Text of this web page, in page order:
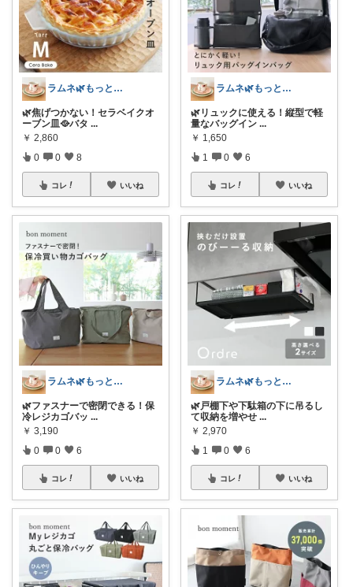
ラムネ🌿もっと快適な暮らし 𖠿
🌿焦げつかない！セラベイクオ
ーブン皿🥘バタ ...
￥ 2,860
0 0 8
コレ いいね
ラムネ🌿もっと快適な暮らし 𖠿
🌿ファスナーで密閉できる！保
冷レジカゴバッ ...
￥ 3,190
0 0 6
コレ いいね
ラムネ🌿もっと快適な暮らし 𖠿
🌿リュックに使える！縦型で軽
量なバッグイン ...
￥ 1,650
1 0 6
コレ いいね
ラムネ🌿もっと快適な暮らし 𖠿
🌿戸棚下や下駄箱の下に吊るし
て収納を増やせ ...
￥ 2,970
1 0 6
コレ いいね